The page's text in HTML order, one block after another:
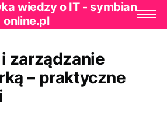
wiedzy o IT - symbian
online.pl
zarządzanie
– praktyczne